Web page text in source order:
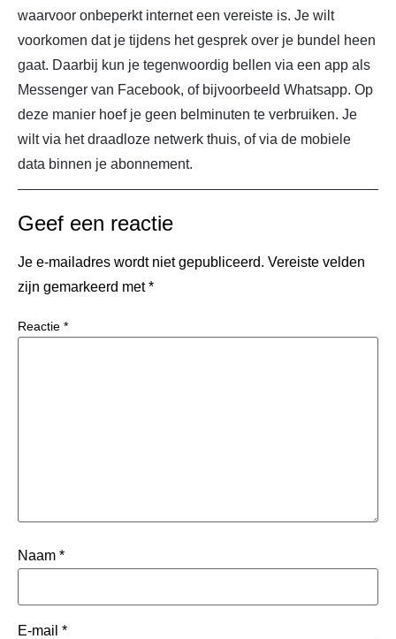
waarvoor onbeperkt internet een vereiste is. Je wilt
voorkomen dat je tijdens het gesprek over je bundel heen
gaat. Daarbij kun je tegenwoordig bellen via een app als
Messenger van Facebook, of bijvoorbeeld Whatsapp. Op
deze manier hoef je geen belminuten te verbruiken. Je
wilt via het draadloze netwerk thuis, of via de mobiele
data binnen je abonnement.
Geef een reactie
Je e-mailadres wordt niet gepubliceerd. Vereiste velden
zijn gemarkeerd met*
Reactie *
Naam *
E-mail *